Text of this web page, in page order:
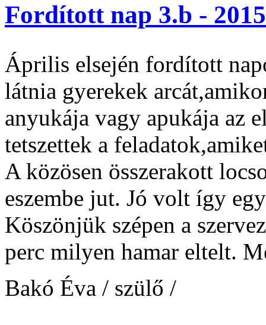
Fordított nap 3.b - 2015
Április elsején fordított
látnia gyerekek
anyukája vagy apukája az
tetszettek a
A közösen összerakott
eszembe jut. Jó volt így
Köszönjük szépen a
perc milyen hamar eltelt.
Bakó Éva / szülő /